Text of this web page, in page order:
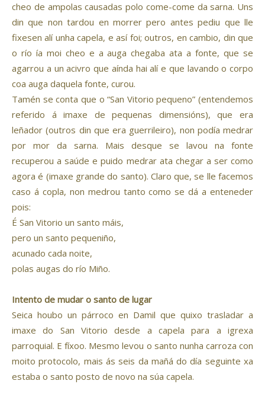
cheo de ampolas causadas polo come-come da sarna. Uns
din que non tardou en morrer pero antes pediu que lle
fixesen alí unha capela, e así foi; outros, en cambio, din que
o río ía moi cheo e a auga chegaba ata a fonte, que se
agarrou a un acivro que aínda hai alí e que lavando o corpo
coa auga daquela fonte, curou.
Tamén se conta que o “San Vitorio pequeno” (entendemos
referido á imaxe de pequenas dimensións), que era
leñador (outros din que era guerrileiro), non podía medrar
por mor da sarna. Mais desque se lavou na fonte
recuperou a saúde e puido medrar ata chegar a ser como
agora é (imaxe grande do santo). Claro que, se lle facemos
caso á copla, non medrou tanto como se dá a enteneder
pois:
É San Vitorio un santo máis,
pero un santo pequeniño,
acunado cada noite,
polas augas do río Miño.
Intento de mudar o santo de lugar
Seica houbo un párroco en Damil que quixo trasladar a
imaxe do San Vitorio desde a capela para a igrexa
parroquial. E fíxoo. Mesmo levou o santo nunha carroza con
moito protocolo, mais ás seis da mañá do día seguinte xa
estaba o santo posto de novo na súa capela.